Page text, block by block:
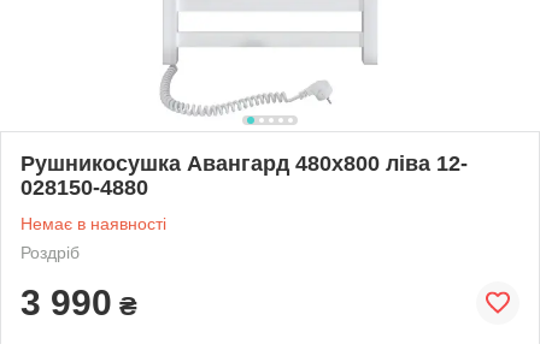
Рушникосушка Авангард 480х800 ліва 12-
028150-4880
Немає в наявності
Роздріб
3 990 ₴